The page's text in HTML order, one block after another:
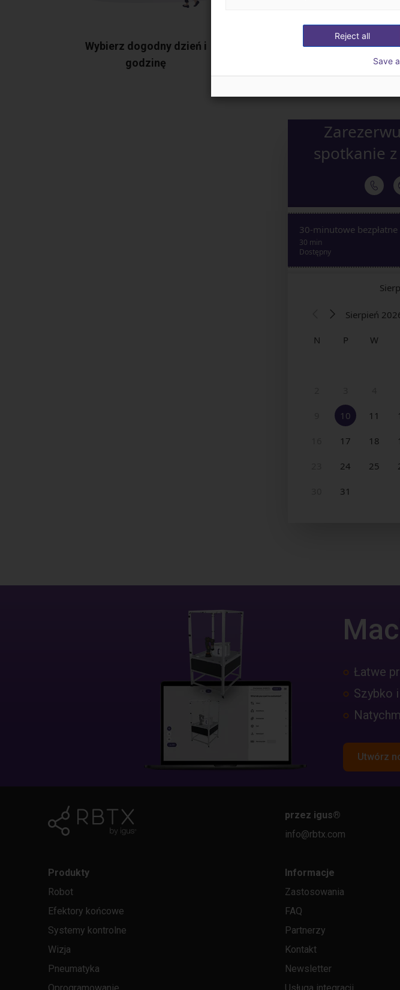
Wybierz dogodny dzień i
godzinę
Pokaż nam swoje wyzwanie
Łatwe
Szybko
Utwórz
przez igus®
info@rbtx.com
Produkty
Robot
Efektory końcowe
Systemy kontrolne
Wizja
Pneumatyka
Informacje
Zastosowania
FAQ
Partnerzy
Kontakt
Newsletter
Reject all
Save